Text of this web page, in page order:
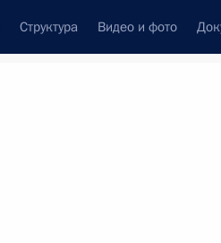
Структура Видео и фото